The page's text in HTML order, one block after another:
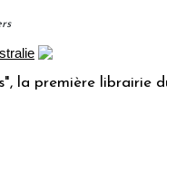
librairie du voyage